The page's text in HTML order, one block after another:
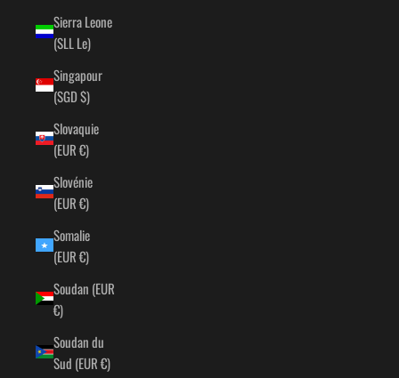
Sierra Leone
(SLL Le)
Singapour
(SGD $)
Slovaquie
(EUR €)
Slovénie
(EUR €)
Somalie
(EUR €)
Soudan (EUR
€)
Soudan du
Sud (EUR €)